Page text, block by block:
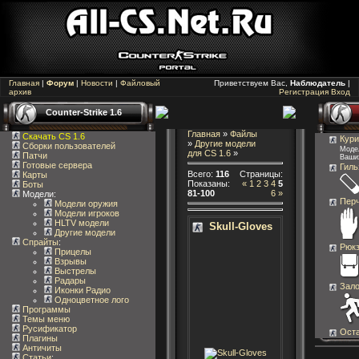
Главная | Форум | Новости | Файловый
архив
Приветствуем Вас, Наблюдатель |
Регистрация Вход
Counter-Strike 1.6
Скачать CS 1.6
Сборки пользователей
Патчи
Готовые сервера
Карты
Боты
Модели:
Модели оружия
Модели игроков
HLTV модели
Другие модели
Спрайты:
Прицелы
Взрывы
Выстрелы
Радары
Иконки Радио
Одноцветное лого
Программы
Темы меню
Русификатор
Плагины
Античиты
Главная » Файлы
» Другие модели
для CS 1.6 »
Всего: 116
Показаны:
81-100
Страницы:
« 1 2 3 4 5
6 »
Skull-Gloves